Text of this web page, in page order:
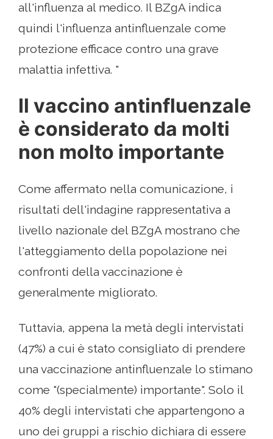
all'influenza al medico. Il BZgA indica
quindi l'influenza antinfluenzale come
protezione efficace contro una grave
malattia infettiva. "
Il vaccino antinfluenzale
è considerato da molti
non molto importante
Come affermato nella comunicazione, i
risultati dell'indagine rappresentativa a
livello nazionale del BZgA mostrano che
l'atteggiamento della popolazione nei
confronti della vaccinazione è
generalmente migliorato.
Tuttavia, appena la metà degli intervistati
(47%) a cui è stato consigliato di prendere
una vaccinazione antinfluenzale lo stimano
come "(specialmente) importante". Solo il
40% degli intervistati che appartengono a
uno dei gruppi a rischio dichiara di essere